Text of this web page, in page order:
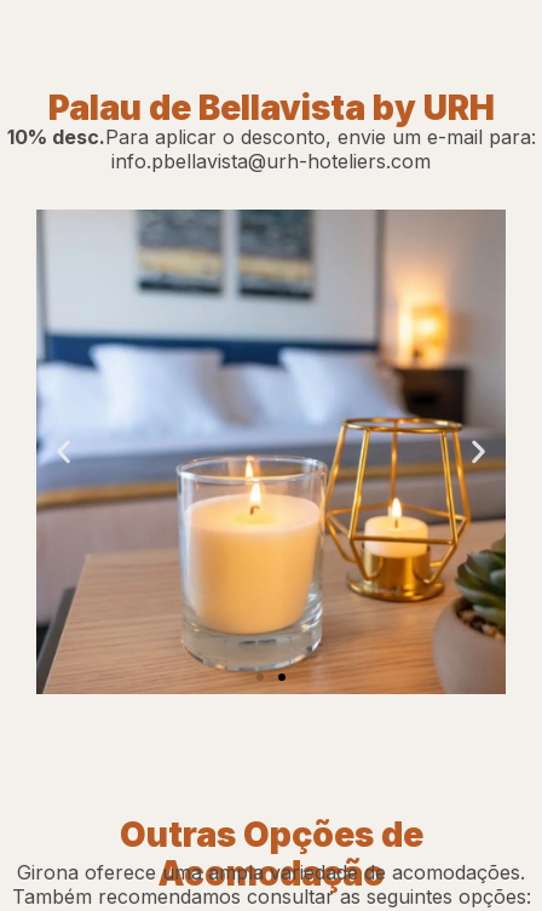
do
Hotel
Palau de Bellavista by URH
10% desc.Para aplicar o desconto, envie um e-mail para:
info.pbellavista@urh-hoteliers.com
Hotel
Outras Opções de
Acomodação
Girona oferece uma ampla variedade de acomodações.
Também recomendamos consultar as seguintes opções: